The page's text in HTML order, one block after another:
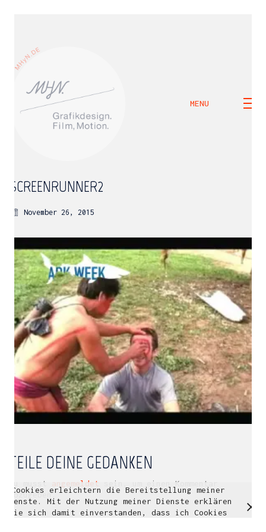
MENU
SCREENRUNNER2
November 26, 2015
TEILE DEINE GEDANKEN
Du musst angemeldet
sein, um einen Kommentar
abzugeben.
M H Y N
Manuel Hernandez y Nothdurft (Dipl. Des.)
Multidisziplinäre Designlösungen.
Person|Kontakt|Fotoblog
mhyn@mhyn.de
© Copyright 2018. All Rights Reserved.
Impressum & Datenschutz
Cookies erleichtern die Bereitstellung meiner
Dienste. Mit der Nutzung meiner Dienste erklären
Sie sich damit einverstanden, dass ich Cookies